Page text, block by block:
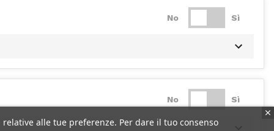
alle tue preferenze. Per dare il tuo consenso
No Sì
No Sì